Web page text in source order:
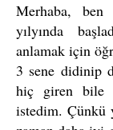
Merhaba,
yılyında
anlamak için
3 sene didinip
hiç giren bile
istedim. Çünkü